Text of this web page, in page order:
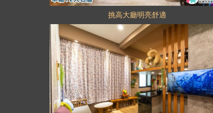
挑高大廳明亮舒適